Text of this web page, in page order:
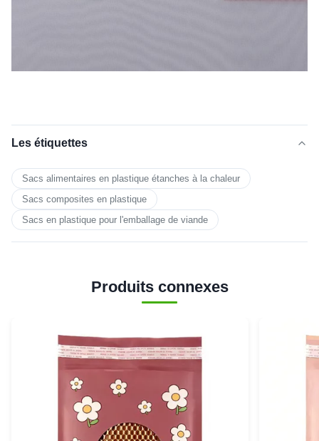
Les étiquettes
Sacs alimentaires en plastique étanches à la chaleur
Sacs composites en plastique
Sacs en plastique pour l'emballage de viande
Produits connexes